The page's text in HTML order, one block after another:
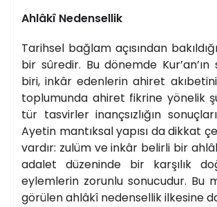
Ahlâkî Nedensellik
Tarihsel bağlam açısından
bir sûredir. Bu dönemde
biri, inkâr edenlerin ahiret
toplumunda ahiret fikrine yönelik
tür tasvirler inançsızlığın
Ayetin mantıksal yapısı da dikkat
vardır: zulüm ve inkâr belirli bir
adalet düzeninde bir karşılık
eylemlerin zorunlu sonucudur. Bu
görülen ahlâkî nedensellik ilkesine